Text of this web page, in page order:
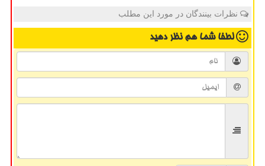
نظرات بینندگان در مورد این مطلب
لطفا شما همنظر دهید